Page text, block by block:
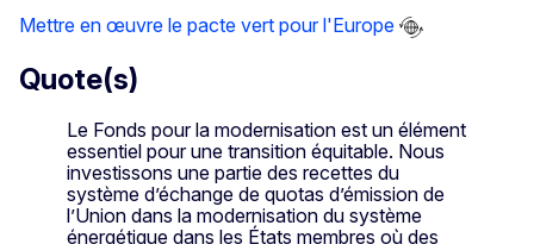
Mettre en œuvre le pacte vert pour l'Europe
Quote(s)
Le Fonds pour la modernisation est un élément
essentiel pour une transition équitable. Nous
investissons une partie des recettes du
système d’échange de quotas d’émission de
l’Union dans la modernisation du système
énergétique dans les États membres où des